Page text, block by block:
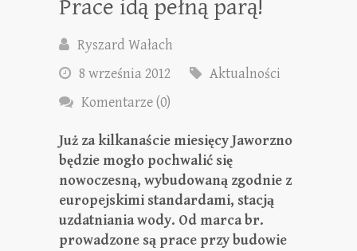
Prace idą pełną parą!
Ryszard Wałach
8 września 2012
Aktualności
Komentarze (0)
Już za kilkanaście miesięcy Jaworzno
będzie mogło pochwalić się
nowoczesną, wybudowaną zgodnie z
europejskimi standardami, stacją
uzdatniania wody. Od marca br.
prowadzone są prace przy budowie